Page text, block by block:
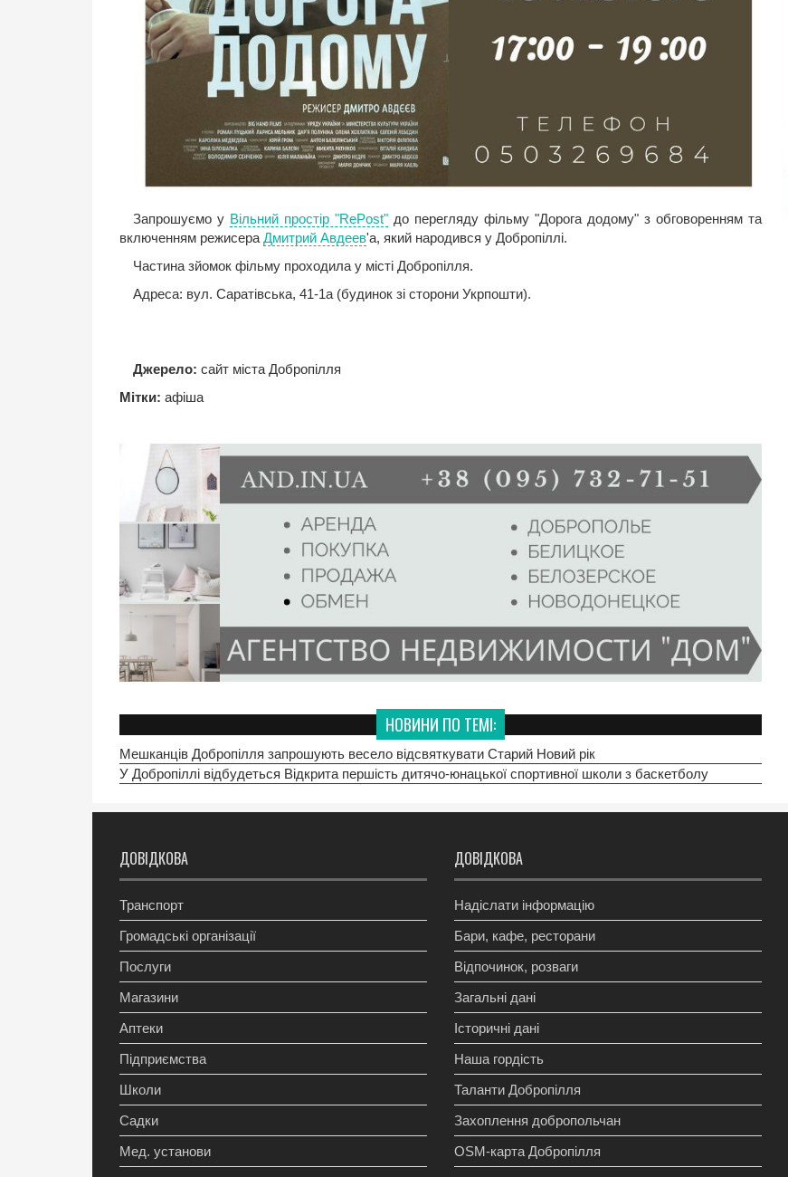
Запрошуємо у Вільний простір "RePost" до перегляду фільму "Дорога додому" з обговоренням та
включенням режисера Дмитрий Авдеев'а, який народився у Добропіллі.
Частина зйомок фільму проходила у місті Добропілля.
Адреса: вул. Саратівська, 41-1а (будинок зі сторони Укрпошти).
Джерело: сайт міста Добропілля
Мітки: афіша
НОВИНИ ПО ТЕМІ:
Мешканців Добропілля запрошують весело відсвяткувати Старий Новий рік
У Добропіллі відбудеться Відкрита першість дитячо-юнацької спортивної школи з баскетболу
ДОВІДКОВА
Транспорт
Громадські організації
Послуги
Магазини
Аптеки
Підприємства
Школи
Садки
Мед. установи
ДОВІДКОВА
Надіслати інформацію
Бари, кафе, ресторани
Відпочинок, розваги
Загальні дані
Історичні дані
Наша гордість
Таланти Добропілля
Захоплення добропольчан
OSM-карта Добропілля